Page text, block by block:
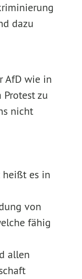
dazu
AfD wie in
zu
nicht
heißt es in
von
fähig
allen